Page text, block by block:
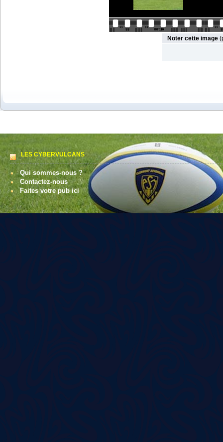
Noter cette image
LES CYBERVULCANS
Qui sommes-nous ?
Contactez-nous
Faites votre pub ici